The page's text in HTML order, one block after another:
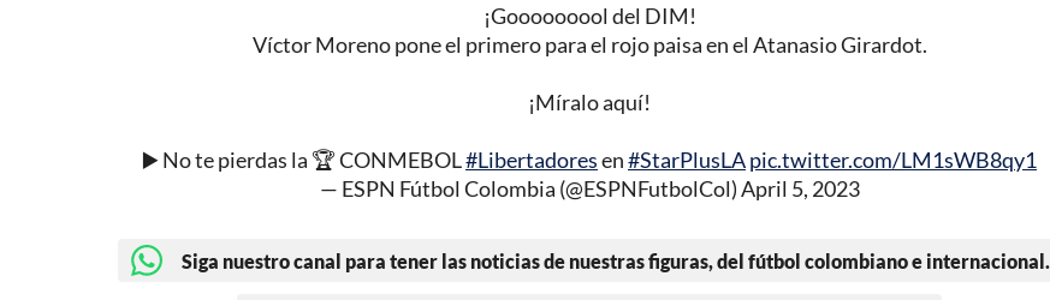
¡Gooooooool del DIM!
Víctor Moreno pone el primero para el rojo paisa en el Atanasio Girardot.
¡Míralo aquí!
▶️ No te pierdas la 🏆 CONMEBOL#Libertadoresen#StarPlusLApic.twitter.com/LM1sWB8qy1
— ESPN Fútbol Colombia (@ESPNFutbolCol)April 5, 2023
Siga nuestro canal para tener las noticias de nuestras figuras, del fútbol colombiano e internacional.